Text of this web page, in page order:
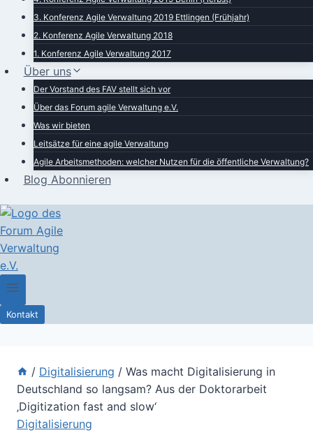
3. Konferenz Agile Verwaltung 2019 Ettlingen (Frühjahr)
2. Konferenz Agile Verwaltung 2018
1. Konferenz Agile Verwaltung 2017
Über uns
Der Vorstand des FAV stellt sich vor
Über das Forum agile Verwaltung e.V.
Was wir bieten
Leitsätze für eine agile Verwaltung
Agile Arbeitsmethoden: welcher Nutzen für die öffentliche Verwaltung?
Blog Abonnieren
Kontakt
/ Digitalisierung / Was macht Digitalisierung in
Deutschland so langsam? Aus der Doktorarbeit
‚Digitization fast and slow‘
Digitalisierung